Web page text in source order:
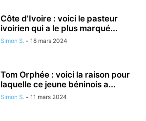
Côte d’Ivoire : voici le pasteur
ivoirien qui a le plus marqué...
Simon S. - 18 mars 2024
Tom Orphée : voici la raison pour
laquelle ce jeune béninois a...
Simon S. - 11 mars 2024